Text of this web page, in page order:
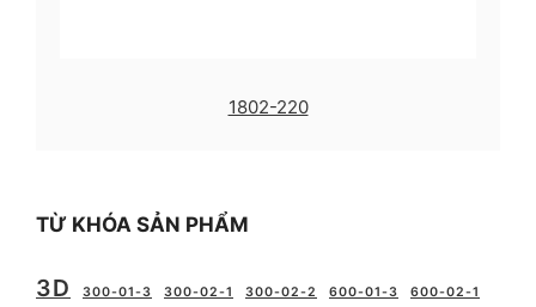
1802-220
TỪ KHÓA SẢN PHẨM
3D 300-01-3 300-02-1 300-02-2 600-01-3 600-02-1